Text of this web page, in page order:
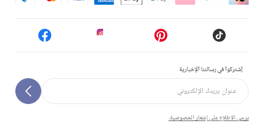
إشتركوا في رسالتنا الإخبارية
يرجى الاطلاع على إشعار الخصوصية.